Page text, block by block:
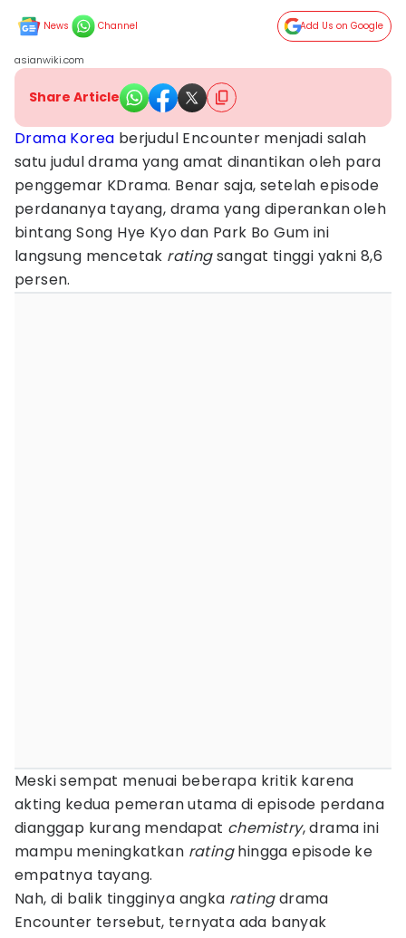
News Channel Add Us on Google
asianwiki.com
Share Article
Drama Korea berjudul Encounter menjadi salah
satu judul drama yang amat dinantikan oleh para
penggemar KDrama. Benar saja, setelah episode
perdananya tayang, drama yang diperankan oleh
bintang Song Hye Kyo dan Park Bo Gum ini
langsung mencetak ratingsangat tinggi yakni 8,6
persen.
Meski sempat menuai beberapa kritik karena
akting kedua pemeran utama di episode perdana
dianggap kurang mendapat chemistry, drama ini
mampu meningkatkan ratinghingga episode ke
empatnya tayang.
Nah, di balik tingginya angka ratingdrama
Encounter tersebut, ternyata ada banyak